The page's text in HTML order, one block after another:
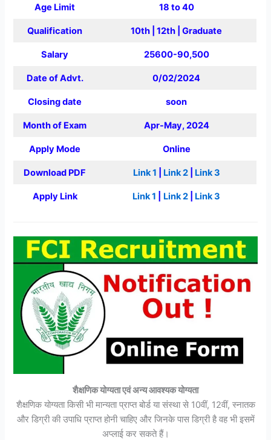
Age Limit 18 to 40
Qualification 10th | 12th | Graduate
Salary 25600-90,500
Date of Advt. 0/02/2024
Closing date soon
Month of Exam Apr-May, 2024
Apply Mode Online
Download PDF Link 1 Link 2| Link 3
Apply Link Link 1 Link 2 Link 3
शैक्षणिक योग्यता एवं अन्य आवश्यक योग्यता
शैक्षणिक योग्यता किसी भी मान्यता प्राप्त बोर्ड या संस्था से 10वीं, 12वीं, स्नातक
और डिग्री की उपाधि प्राप्त होनी चाहिए और जिनके पास डिग्री है वह भी इसमें
अप्लाई कर सकते हैं।